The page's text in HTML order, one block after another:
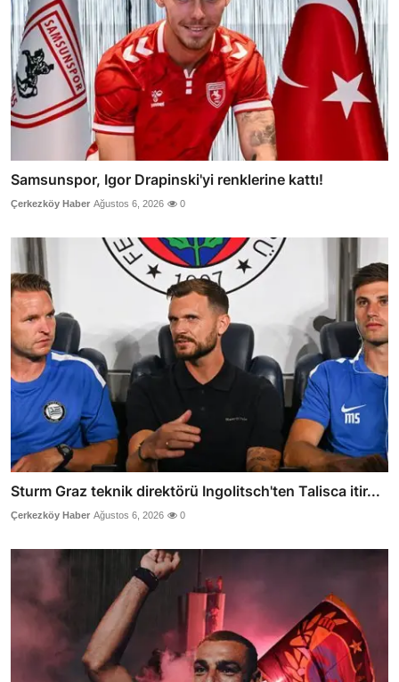
Samsunspor, Igor Drapinski'yi renklerine kattı!
Çerkezköy Haber Ağustos 6, 2026 0
Sturm Graz teknik direktörü Ingolitsch'ten Talisca itir...
Çerkezköy Haber Ağustos 6, 2026 0